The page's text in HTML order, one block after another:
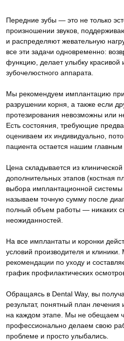
Передние зубы — это не только
произношении звуков,
и распределяют жевательную
все эти задачи одновременно:
функцию, делает улыбку красивой
зубочелюстного аппарата.
Мы рекомендуем имплантацию при
разрушении корня, а также если
протезирования невозможны или
Есть состояния, требующие
оцениваем их индивидуально,
пациента остается нашим
Цена складывается из
дополнительных этапов (костная
выбора имплантационной
называем точную сумму после
полный объем работы — никаких
неожиданностей.
На все имплантаты и коронки
условий производителя и
рекомендации по уходу и
график профилактических
Обращаясь в Dental Way, вы
результат, понятный план
на каждом этапе. Мы не обещаем
профессионально делаем свою
проблеме и просто улыбались.